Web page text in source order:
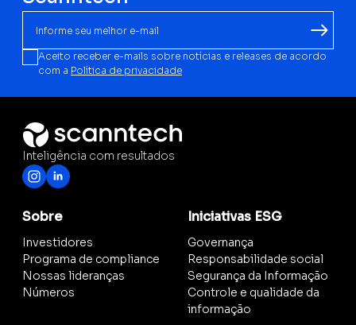
Aceito receber e-mails sobre notícias e releases de acordo
com a Política de privacidade
Inteligência com resultados
Sobre
Investidores
Programa de compliance
Nossas lideranças
Números
Iniciativas ESG
Governança
Responsabilidade social
Segurança da Informação
Controle e qualidade da
informação